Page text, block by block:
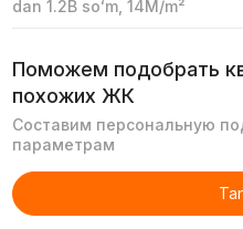
dan 1.2B soʻm, 14M/m²
Поможем подобрать
похожих ЖК
Составим персональную
параметрам